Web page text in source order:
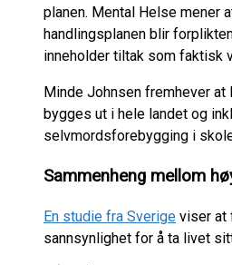
planen. Mental Helse mener
handlingsplanen blir
inneholder tiltak som faktisk
Minde Johnsen fremhever
bygges ut i hele landet og
selvmordsforebygging i
Sammenheng mellom
En studie fra Sverige viser at
sannsynlighet for å ta livet